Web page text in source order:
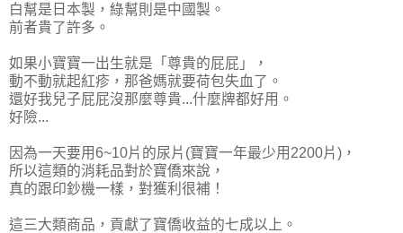
白幫是日本製，綠幫則是中國製。
前者貴了許多。
如果小寶寶一出生就是「尊貴的屁屁」，
動不動就起紅疹，那爸媽就要荷包失血了。
還好我兒子屁屁沒那麼尊貴...什麼牌都好用。
好險...
因為一天要用6~10片的尿片(寶寶一年最少用2200片)，
所以這類的消耗品對於寶僑來說，
真的跟印鈔機一樣，對獲利很補！
這三大類商品，貢獻了寶僑收益的七成以上 。